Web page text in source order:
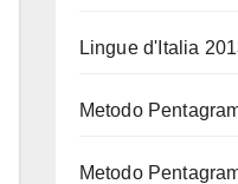
Lingue d'Italia
Metodo
Metodo